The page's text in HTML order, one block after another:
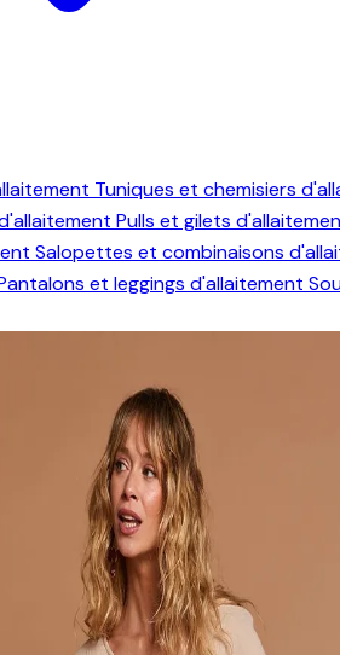
Tuniques et chemisiers
Pulls et gilets
Salopettes et combinaisons
et leggings d'allaitement